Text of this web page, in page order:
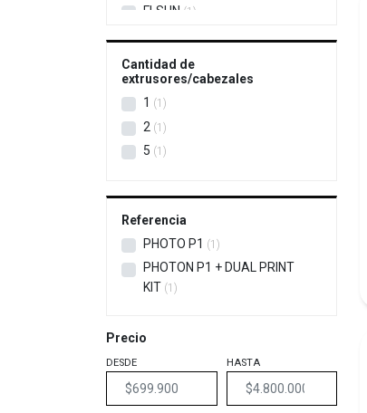
FLSUN 1
PIOCREAT
PRUSA 4
SNAPMAKER
TRONXY
ULTIMAKER
Cantidad de
extrusores/cabezales
1
1
2 1
5 1
Referencia
PHOTO P1
1
PHOTON P1 + DUAL PRINT
KIT 1
Precio
DESDE HASTA